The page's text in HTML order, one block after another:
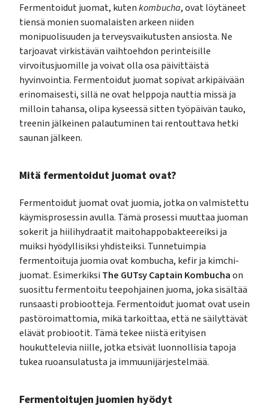
Fermentoidut juomat, kutenkombucha, ovat löytäneet
tiensä monien suomalaisten arkeen niiden
monipuolisuuden ja terveysvaikutusten ansiosta. Ne
tarjoavat virkistävän vaihtoehdon perinteisille
virvoitusjuomille ja voivat olla osa päivittäistä
hyvinvointia. Fermentoidut juomat sopivat arkipäivään
erinomaisesti, sillä ne ovat helppoja nauttia missä ja
milloin tahansa, olipa kyseessä sitten työpäivän tauko,
treenin jälkeinen palautuminen tai rentouttava hetki
saunan jälkeen.
Mitä fermentoidut juomat ovat?
Fermentoidut juomat ovat juomia, jotka on valmistettu
käymisprosessin avulla. Tämä prosessi muuttaa juoman
sokerit ja hiilihydraatit maitohappobakteereiksi ja
muiksi hyödyllisiksi yhdisteiksi. Tunnetuimpia
fermentoituja juomia ovat kombucha, kefir ja kimchi-
juomat. Esimerkiksi The GUTsy Captain Kombuchaon
suosittu fermentoitu teepohjainen juoma, joka sisältää
runsaasti probiootteja. Fermentoidut juomat ovat usein
pastöroimattomia, mikä tarkoittaa, että ne säilyttävät
elävät probiootit. Tämä tekee niistä erityisen
houkuttelevia niille, jotka etsivät luonnollisia tapoja
tukea ruoansulatusta ja immuunijärjestelmää.
Fermentoitujen juomien hyödyt